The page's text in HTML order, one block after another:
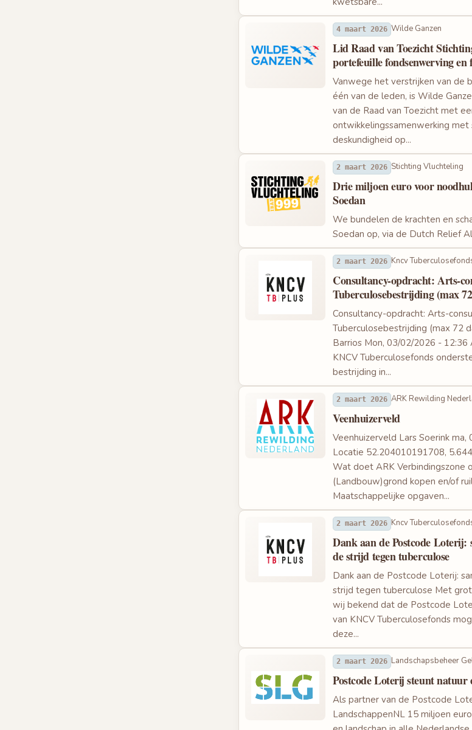
4 maart 2026 Wilde Ganzen
Lid Raad van Toezicht
portefeuille fondsenwerving
Vanwege het verstrijken van de
één van de leden, is Wilde
van de Raad van Toezicht met
ontwikkelingssamenwerking met
deskundigheid op...
2 maart 2026 Stichting Vluchteling
Drie miljoen euro voor
Soedan
We bundelen de krachten en
Soedan op, via de Dutch Relief
2 maart 2026 Kncv
Consultancy-opdracht: Arts-
Tuberculosebestrijding (max
Consultancy-opdracht: Arts-
Tuberculosebestrijding (max 72
Barrios Mon, 03/02/2026 - 12:36
KNCV Tuberculosefonds
bestrijding in...
2 maart 2026 ARK Rewilding
Veenhuizerveld
Veenhuizerveld Lars Soerink
Locatie 52.204010191708,
Wat doet ARK Verbindingszone
(Landbouw)grond kopen en/of
Maatschappelijke opgaven...
2 maart 2026 Kncv
Dank aan de Postcode Loterij:
de strijd tegen tuberculose
Dank aan de Postcode Loterij:
strijd tegen tuberculose Met
wij bekend dat de Postcode
van KNCV Tuberculosefonds
deze...
2 maart 2026 Landschapsbeheer
Postcode Loterij steunt natuur
Als partner van de Postcode
LandschappenNL 15 miljoen